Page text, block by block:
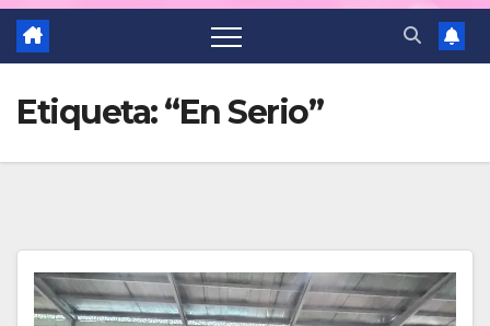
Etiqueta:“En Serio”